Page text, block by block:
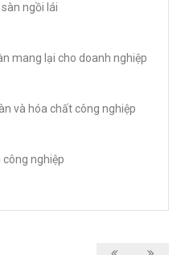
ngồi lái
mang lại cho doanh nghiệp
và hóa chất công nghiệp
nghiệp